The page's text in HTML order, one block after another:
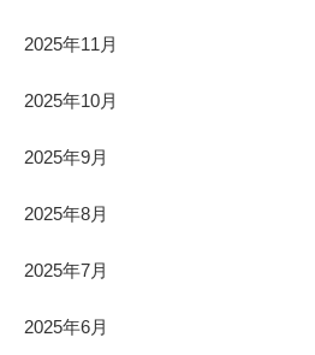
2025年11月
2025年10月
2025年9月
2025年8月
2025年7月
2025年6月